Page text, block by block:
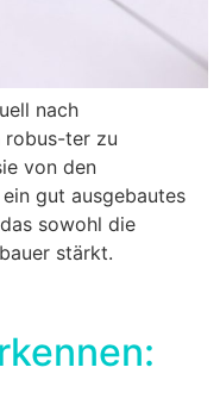
nach
robus-ter zu
von den
gut ausgebautes
sowohl die
stärkt.